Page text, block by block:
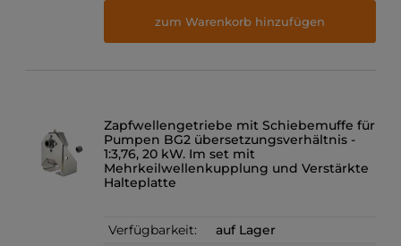
zum Warenkorb hinzufügen
Zapfwellengetriebe mit Schiebemuffe für
Pumpen BG2 übersetzungsverhältnis -
1:3,76, 20 kW. Im set mit
Mehrkeilwellenkupplung und Verstärkte
Halteplatte
Verfügbarkeit:
auf Lager